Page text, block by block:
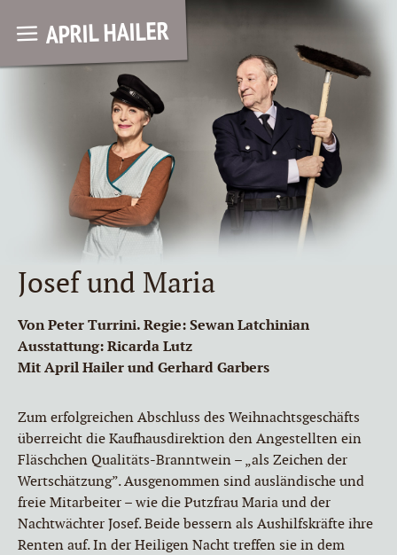
APRIL HAILER
Josef und Maria
Von Peter Turrini. Regie: Sewan Latchinian
Ausstattung: Ricarda Lutz
Mit April Hailer und Gerhard Garbers
Zum erfolgreichen Abschluss des Weihnachtsgeschäfts
überreicht die Kaufhausdirektion den Angestellten ein
Fläschchen Qualitäts-Branntwein – „als Zeichen der
Wertschätzung”. Ausgenommen sind ausländische und
freie Mitarbeiter – wie die Putzfrau Maria und der
Nachtwächter Josef. Beide bessern als Aushilfskräfte ihre
Renten auf. In der Heiligen Nacht treffen sie in dem